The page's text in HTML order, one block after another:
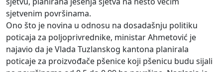
sjetvenim površinama.
Ono što je novina u odnosu na dosadašnju politiku
poticaja za poljoprivrednike, ministar Ahmetović je
najavio da je Vlada Tuzlanskog kantona planirala
poticaje za proizvođače pšenice koji pšenicu budu sijali